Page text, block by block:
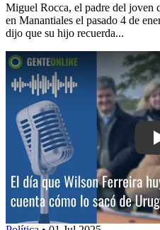
Miguel Rocca, el padre del joven
en Manantiales el pasado 4 de
dijo que su hijo recuerda...